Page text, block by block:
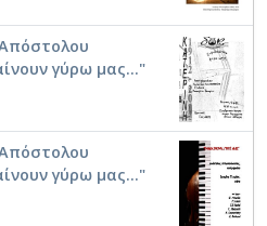
γύρω μας..."
γύρω μας..."